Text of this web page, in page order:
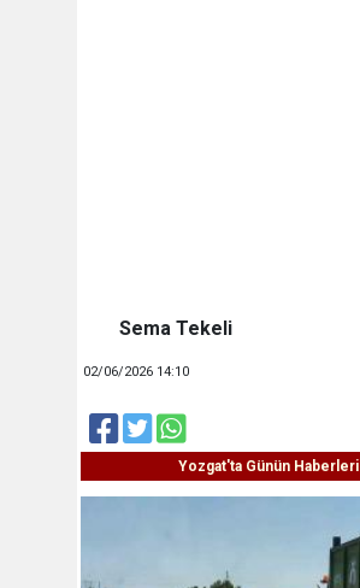
Sema Tekeli
02/06/2026 14:10
Yozgat'ta Günün Haberleri